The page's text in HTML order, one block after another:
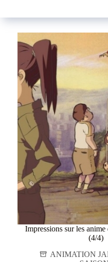
Impressions sur les
(4/4)
ANIMATION